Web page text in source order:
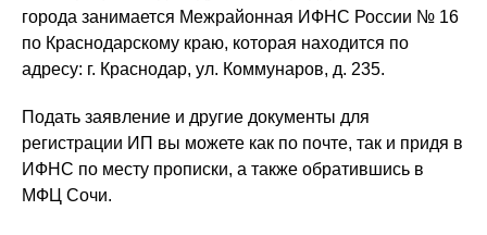
города занимается Межрайонная ИФНС России № 16
по Краснодарскому краю, которая находится по
адресу: г. Краснодар, ул. Коммунаров, д. 235.
Подать заявление и другие документы для
регистрации ИП вы можете как по почте, так и придя в
ИФНС по месту прописки, а также обратившись в
МФЦ Сочи.